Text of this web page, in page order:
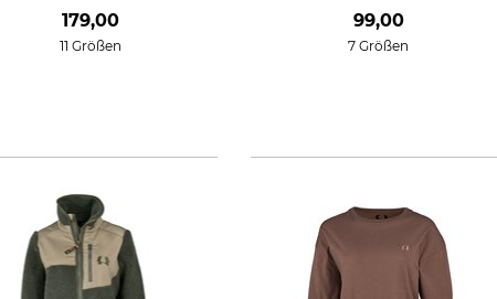
179,00
11 Größen
99,00
7 Größen